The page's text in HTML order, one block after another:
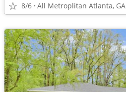
8/6 All Metroplitan Atlanta, GA